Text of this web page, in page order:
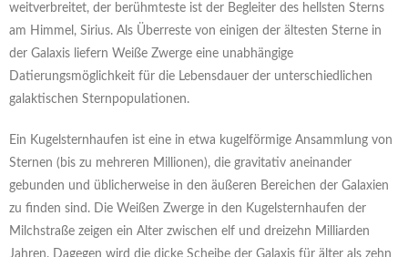
weitverbreitet, der berühmteste ist der Begleiter des hellsten Sterns
am Himmel, Sirius. Als Überreste von einigen der ältesten Sterne in
der Galaxis liefern Weiße Zwerge eine unabhängige
Datierungsmöglichkeit für die Lebensdauer der unterschiedlichen
galaktischen Sternpopulationen.
Ein Kugelsternhaufen ist eine in etwa kugelförmige Ansammlung von
Sternen (bis zu mehreren Millionen), die gravitativ aneinander
gebunden und üblicherweise in den äußeren Bereichen der Galaxien
zu finden sind. Die Weißen Zwerge in den Kugelsternhaufen der
Milchstraße zeigen ein Alter zwischen elf und dreizehn Milliarden
Jahren. Dagegen wird die dicke Scheibe der Galaxis für älter als zehn